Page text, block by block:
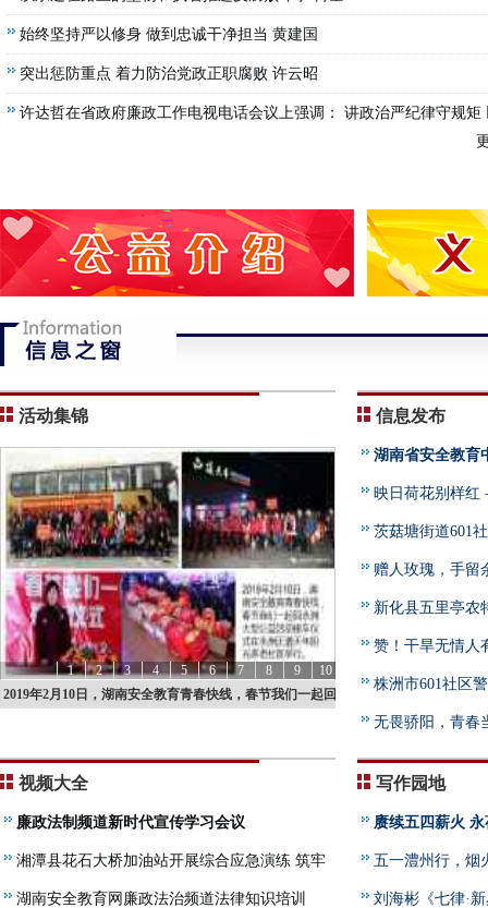
始终坚持严以修身 做到忠诚干净担当 黄建国
突出惩防重点 着力防治党政正职腐败 许云昭
许达哲在省政府廉政工作电视电话会议上强调： 讲政治严纪律守规矩
活动集锦
2019年1月24日：举办全国首次安全教育迎春笔会在湘潭岳
塘区人民武装部举行活动集锦
1 2 3 4 5 6 7 8 9 10
信息发布
湖南省安全教育
映日荷花别样
县经济高质量发展
茨菇塘街道601
赠人玫瑰，手
资助高中学生
新化县五里亭农
赞！干旱无情人
株洲市601社区
无畏骄阳，青
军训大会成功举行
视频大全
廉政法制频道新时代宣传学习会议
湘潭县花石大桥加油站开展综合应急演练 筑牢
油站安全“防火墙”
湖南安全教育网廉政法治频道法律知识培训
写作园地
赓续五四薪火
五一澧州行，烟
刘海彬《七律·